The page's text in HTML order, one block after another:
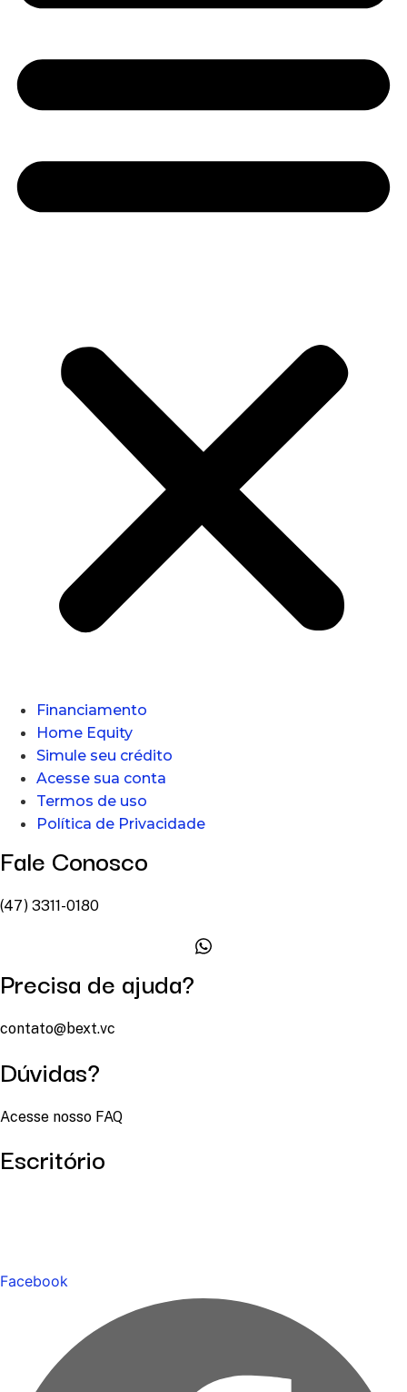
Financiamento
Home Equity
Simule seu crédito
Acesse sua conta
Termos de uso
Política de Privacidade
Fale Conosco
(47) 3311-0180
Precisa de ajuda?
contato@bext.vc
Dúvidas?
Acesse nosso FAQ
Escritório
Facebook